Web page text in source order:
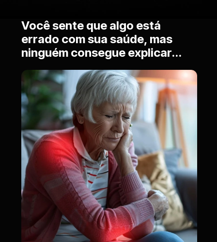
Você sente que algo está
errado com sua saúde, mas
ninguém consegue explicar...